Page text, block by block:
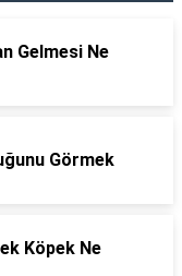
Gelmesi Ne
Görmek
Köpek Ne